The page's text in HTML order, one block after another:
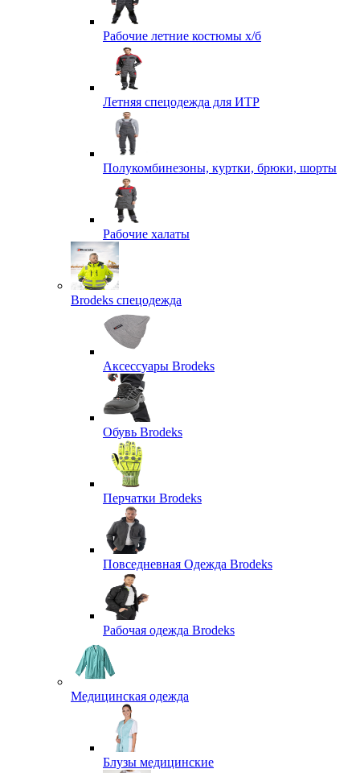
Рабочие летние костюмы х/б
Летняя спецодежда для ИТР
Полукомбинезоны, куртки, брюки, шорты
Рабочие халаты
Brodeks спецодежда
Аксессуары Brodeks
Обувь Brodeks
Перчатки Brodeks
Повседневная Одежда Brodeks
Рабочая одежда Brodeks
Медицинская одежда
Блузы медицинские